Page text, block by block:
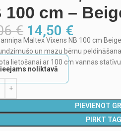
100 cm –
€ 14,50 €
Maltex Vixens NB 100 cm
un mazu bērnu
lietošanai ar 100 cm vannas statīvu.
noliktavā
PIEVIENOT
PIRKT